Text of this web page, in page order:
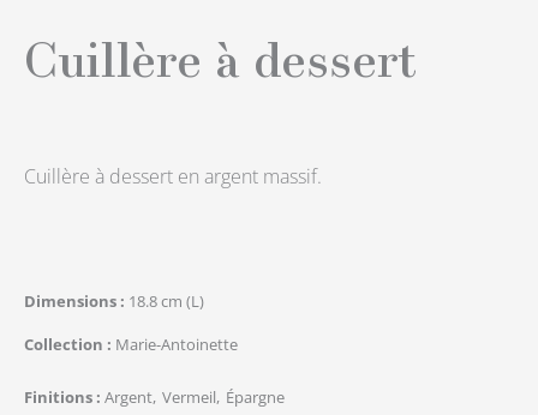
Cuillère à dessert
Cuillère à dessert en argent massif.
Dimensions
18.8 cm (L)
Collection
Marie-Antoinette
Finitions Argent Vermeil Épargne